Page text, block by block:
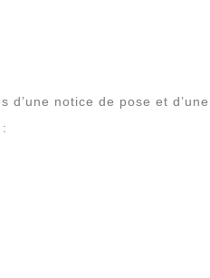
d’une notice de pose et